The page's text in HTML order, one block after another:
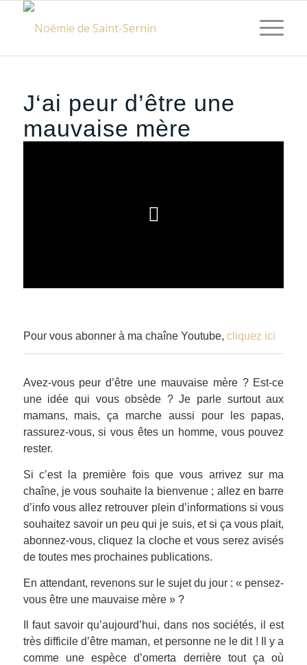
J‘ai peur d’être une
mauvaise mère
Pour vous abonner à ma chaîne Youtube, cliquez ici
Avez-vous peur d’être une mauvaise mère ? Est-ce
une idée qui vous obsède ? Je parle surtout aux
mamans, mais, ça marche aussi pour les papas,
rassurez-vous, si vous êtes un homme, vous pouvez
rester.
Si c’est la première fois que vous arrivez sur ma
chaîne, je vous souhaite la bienvenue ; allez en barre
d’info vous allez retrouver plein d’informations si vous
souhaitez savoir un peu qui je suis, et si ça vous plait,
abonnez-vous, cliquez la cloche et vous serez avisés
de toutes mes prochaines publications.
En attendant, revenons sur le sujet du jour : « pensez-
vous être une mauvaise mère » ?
Il faut savoir qu’aujourd’hui, dans nos sociétés, il est
très difficile d’être maman, et personne ne le dit ! Il y a
comme une espèce d’omerta derrière tout ça où